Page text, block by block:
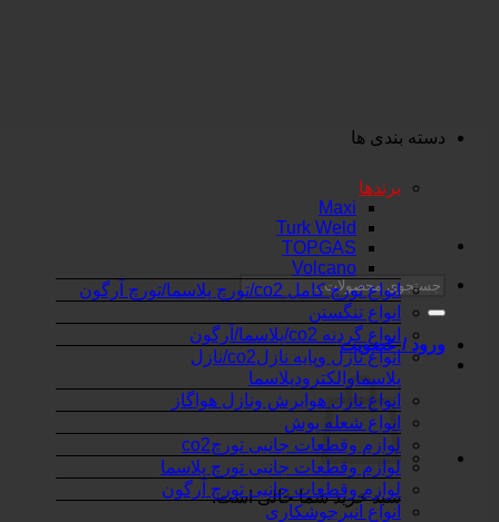
جستجو
ورود / عضویت
سبد خرید شما خالی است.
دسته بندی ها
برندها
Maxi
Turk Weld
TOPGAS
Volcano
انواع تورچ کامل co2/تورچ پلاسما/تورچ آرگون
انواع تنگستن
انواع گردنه co2/پلاسما/آرگون
انواع نازل وپایه نازلco2/نازل
پلاسماوالکترودپلاسما
انواع نازل هوابرش ونازل هواگاز
انواع شعله پوش
لوازم وقطعات جانبی تورچco2
لوازم وقطعات جانبی تورچ پلاسما
لوازم وقطعات جانبی تورچ آرگون
انواع انبرجوشکاری